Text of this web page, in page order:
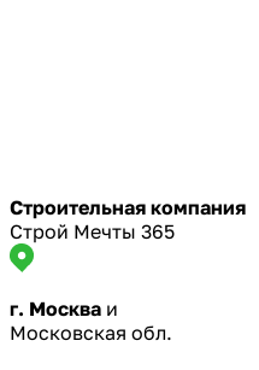
Строительная компания
Строй Мечты 365
г. Москва и
Московская обл.